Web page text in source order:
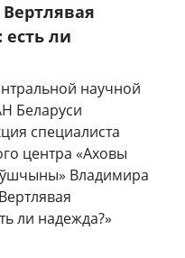
ли
научной
Беларуси
специалиста
центра «Аховы
Владимира
ли надежда?»